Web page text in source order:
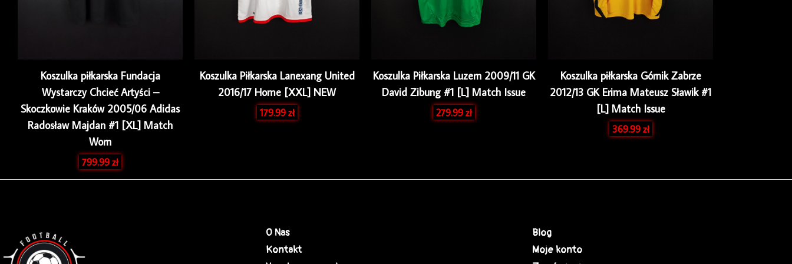
Koszulka piłkarska Fundacja
Wystarczy Chcieć Artyści –
Skoczkowie Kraków 2005/06 Adidas
Radosław Majdan #1 [XL] Match
Worn
799.99zł
Koszulka Piłkarska Lanexang United
2016/17 Home [XXL] NEW
179.99zł
Koszulka Piłkarska Luzern 2009/11 GK
David Zibung #1 [L] Match Issue
279.99zł
Koszulka piłkarska Górnik Zabrze
2012/13 GK Erima Mateusz Sławik #1
[L] Match Issue
369.99zł
O Nas
Kontakt
Blog
Moje konto